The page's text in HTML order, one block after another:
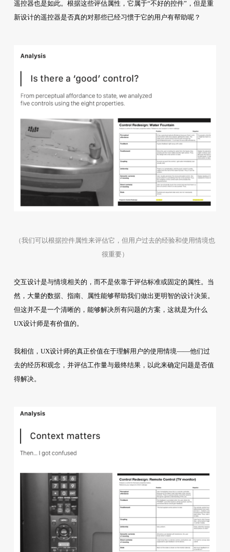
遥控器也是如此。根据这些评估属性，它属于“不好的控件”，但是重
新设计的遥控器是否真的对那些已经习惯于它的用户有帮助呢？
（我们可以根据控件属性来评估它，但用户过去的经验和使用情境也
很重要）
交互设计是与情境相关的，而不是依靠于评估标准或固定的属性。当
然，大量的数据、指南、属性能够帮助我们做出更明智的设计决策。
但这并不是一个清晰的，能够解决所有问题的方案，这就是为什么
UX设计师是有价值的。
我相信，UX设计师的真正价值在于理解用户的使用情境——他们过
去的经历和观念，并评估工作量与最终结果，以此来确定问题是否值
得解决。